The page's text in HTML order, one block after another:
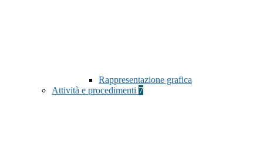
Rappresentazione grafica
Attività e procedimenti 7